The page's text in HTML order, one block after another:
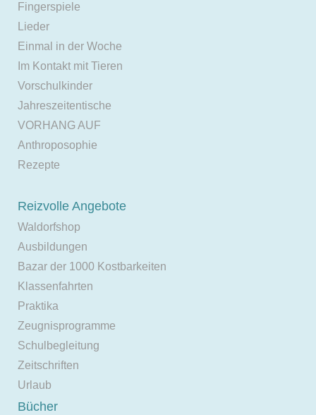
Fingerspiele
Lieder
Einmal in der Woche
Im Kontakt mit Tieren
Vorschulkinder
Jahreszeitentische
VORHANG AUF
Anthroposophie
Rezepte
Reizvolle Angebote
Waldorfshop
Ausbildungen
Bazar der 1000 Kostbarkeiten
Klassenfahrten
Praktika
Zeugnisprogramme
Schulbegleitung
Zeitschriften
Urlaub
Bücher